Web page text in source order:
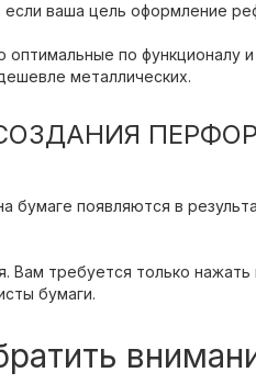
если ваша цель оформление
по функционалу
металлических.
бумаге появляются в
Вам требуется только
бумаги.